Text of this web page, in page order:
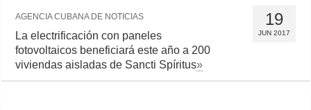
19
JUN 2017
AGENCIA CUBANA DE NOTICIAS
La electrificación con paneles
fotovoltaicos beneficiará este año a 200
viviendas aisladas de Sancti Spíritus»